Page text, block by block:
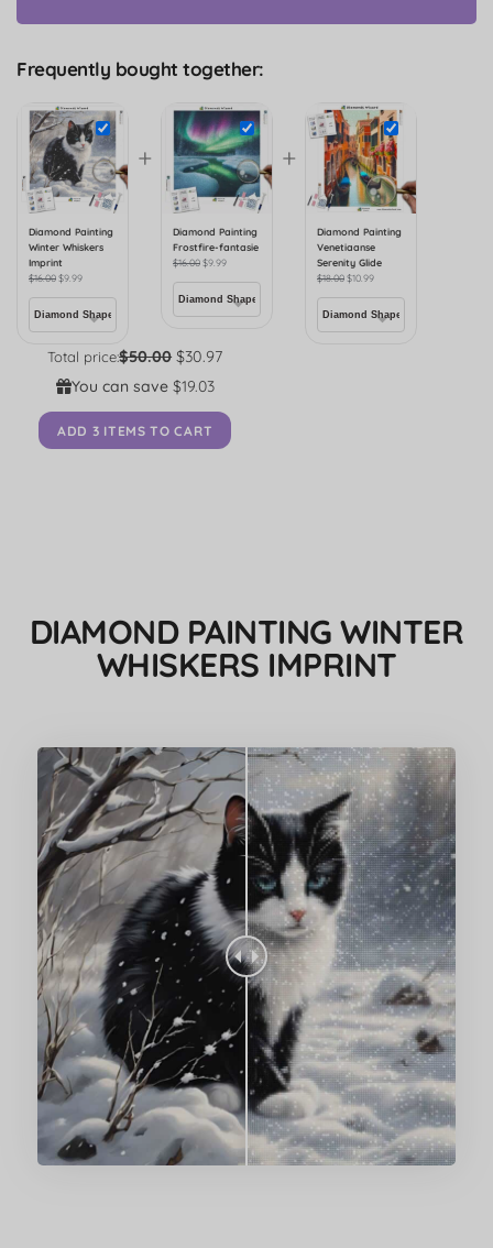
Frequently bought together:
Diamond Painting
Winter Whiskers
Imprint
$16.00$9.99
+
Diamond Painting
Frostfire-fantasie
$16.00$9.99
+
Diamond Painting
Venetiaanse
Serenity Glide
$18.00$10.99
Total price:$50.00 $30.97
You can save $19.03
ADD 3 ITEMS TO CART
DIAMOND PAINTING WINTER
WHISKERS IMPRINT